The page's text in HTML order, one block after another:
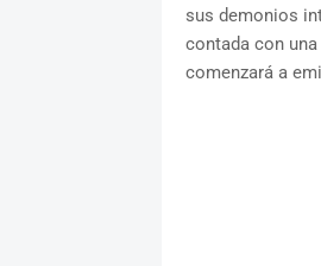
sus demonios
contada con
comenzará a